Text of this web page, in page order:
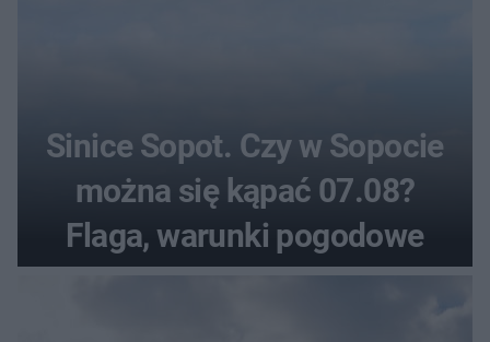
Sinice Sopot. Czy w Sopocie
można się kąpać 07.08?
Flaga, warunki pogodowe